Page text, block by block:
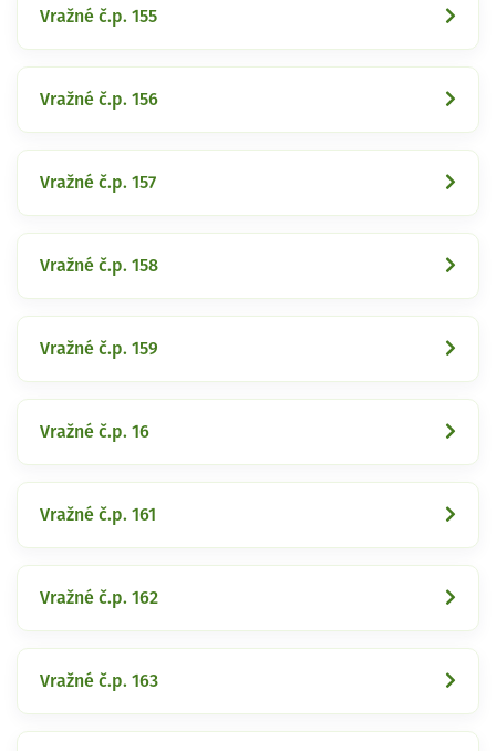
Vražné č.p. 155
Vražné č.p. 156
Vražné č.p. 157
Vražné č.p. 158
Vražné č.p. 159
Vražné č.p. 16
Vražné č.p. 161
Vražné č.p. 162
Vražné č.p. 163